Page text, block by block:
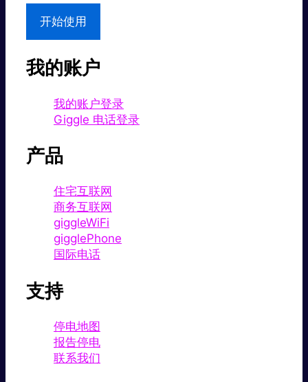
开始使用
我的账户
我的账户登录
Giggle 电话登录
产品
住宅互联网
商务互联网
giggleWiFi
gigglePhone
国际电话
支持
停电地图
报告停电
联系我们